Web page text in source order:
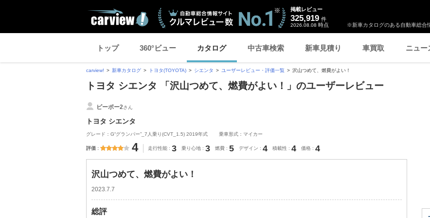
※新車カタログのある自動車総合
掲載レビュー
325,919 件
2026.08.08 時点
トップ 360°ビュー カタログ 中古車検索 新車見積り 車買取 ニュー
carview! 新車カタログ トヨタ(TOYOTA) シエンタ ユーザーレビュー・評価一覧 沢山つめて、燃費がよい！
トヨタ シエンタ 「沢山つめて、燃費がよい！」のユーザーレビュー
ピーポー2さん
トヨタ シエンタ
グレード：G“グランパー”_7人乗り(CVT_1.5) 2019年式 乗車形式：マイカー
評価 4 走行性能 3 乗り心地 3 燃費 5 デザイン 4 積載性 4 価格 4
沢山つめて、燃費がよい！
2023.7.7
総評